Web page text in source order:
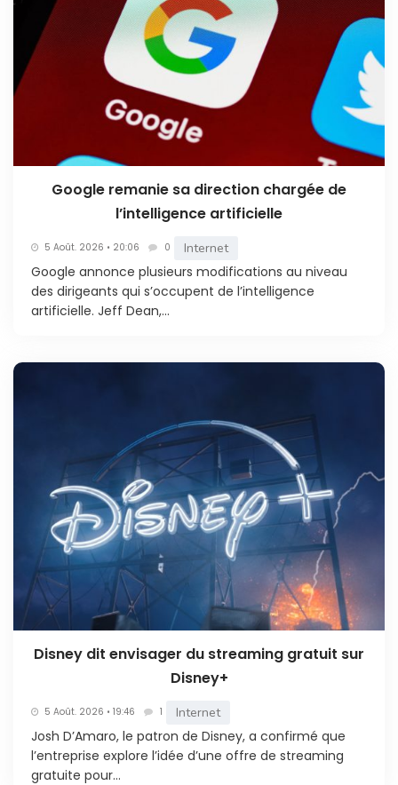
Google remanie sa direction chargée de
l’intelligence artificielle
5 Août. 2026 • 20:06 0 Internet
Google annonce plusieurs modifications au niveau
des dirigeants qui s’occupent de l’intelligence
artificielle. Jeff Dean,...
Disney dit envisager du streaming gratuit sur
Disney+
5 Août. 2026 • 19:46 1 Internet
Josh D’Amaro, le patron de Disney, a confirmé que
l’entreprise explore l’idée d’une offre de streaming
gratuite pour...